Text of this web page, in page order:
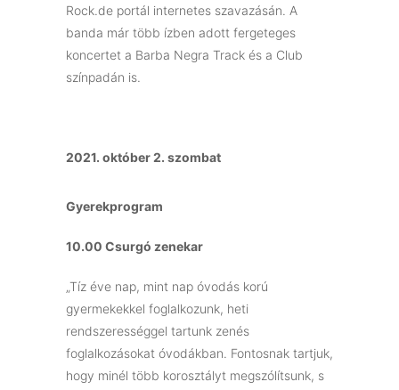
Rock.de portál internetes szavazásán. A
banda már több ízben adott fergeteges
koncertet a Barba Negra Track és a Club
színpadán is.
2021. október 2. szombat
Gyerekprogram
10.00 Csurgó zenekar
„Tíz éve nap, mint nap óvodás korú
gyermekekkel foglalkozunk, heti
rendszerességgel tartunk zenés
foglalkozásokat óvodákban. Fontosnak tartjuk,
hogy minél több korosztályt megszólítsunk, s